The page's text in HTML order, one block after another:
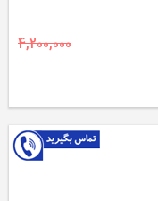
4,200,000